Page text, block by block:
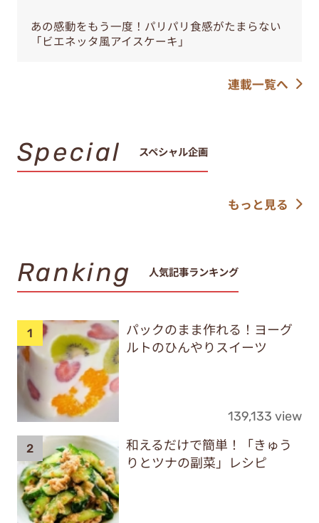
あの感動をもう一度！パリパリ食感がたまらない
「ビエネッタ風アイスケーキ」
連載一覧へ
Special スペシャル企画
もっと見る
Ranking 人気記事ランキング
パックのまま作れる！ヨーグ
ルトのひんやりスイーツ
139,133 view
和えるだけで簡単！「きゅう
りとツナの副菜」レシピ